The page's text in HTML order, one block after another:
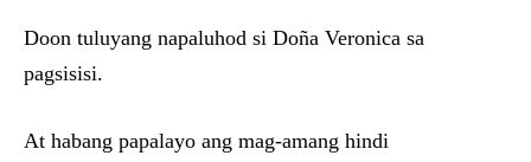
Doon tuluyang napaluhod si Doña Veronica sa
pagsisisi.
At habang papalayo ang mag-amang hindi